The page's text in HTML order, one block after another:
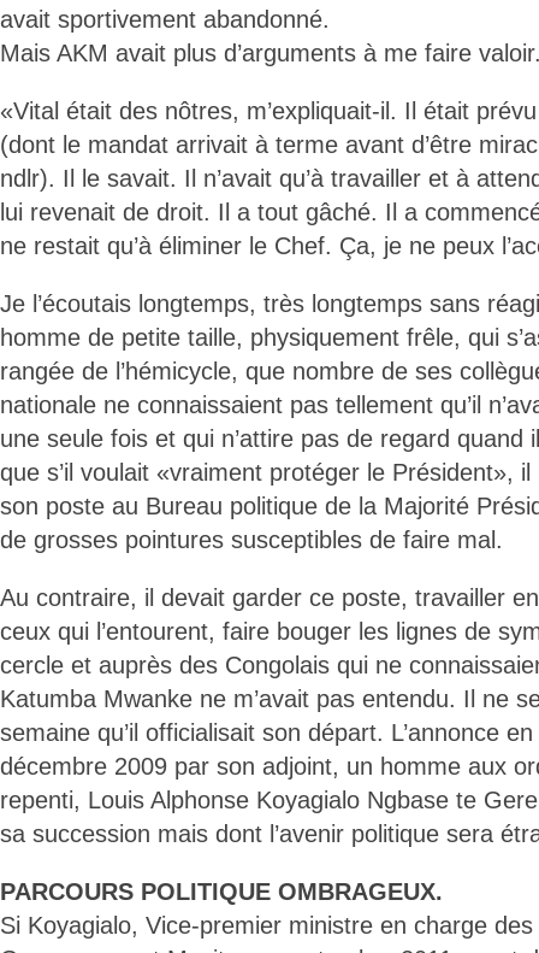
avait sportivement abandonné.
Mais AKM avait plus d’arguments à me faire
«Vital était des nôtres, m’expliquait-il. Il était
(dont le mandat arrivait à terme avant d’être
ndlr). Il le savait. Il n’avait qu’à travailler et à
lui revenait de droit. Il a tout gâché. Il a
ne restait qu’à éliminer le Chef. Ça, je ne peux
Je l’écoutais longtemps, très longtemps sans
homme de petite taille, physiquement frêle, qui
rangée de l’hémicycle, que nombre de ses
nationale ne connaissaient pas tellement qu’il
une seule fois et qui n’attire pas de regard quand
que s’il voulait «vraiment protéger le Président», il
son poste au Bureau politique de la Majorité
de grosses pointures susceptibles de faire mal.
Au contraire, il devait garder ce poste, travailler
ceux qui l’entourent, faire bouger les lignes de
cercle et auprès des Congolais qui ne
Katumba Mwanke ne m’avait pas entendu. Il ne
semaine qu’il officialisait son départ. L’annonce
décembre 2009 par son adjoint, un homme aux
repenti, Louis Alphonse Koyagialo Ngbase te
sa succession mais dont l’avenir politique sera
PARCOURS POLITIQUE OMBRAGEUX.
Si Koyagialo, Vice-premier ministre en charge